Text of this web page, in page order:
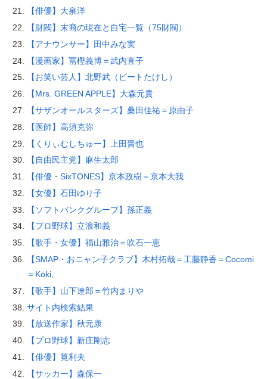
【俳優】大泉洋
【財閥】末裔の現在と自宅一覧（75財閥）
【アナウンサー】田中みな実
【漫画家】冨樫義博＝武内直子
【お笑い芸人】北野武（ビートたけし）
【Mrs. GREEN APPLE】大森元貴
【サザンオールスターズ】桑田佳祐＝原由子
【医師】高須克弥
【くりぃむしちゅー】上田晋也
【自由民主党】麻生太郎
【俳優・SixTONES】京本政樹＝京本大我
【女優】石田ゆり子
【ソフトバンクグループ】孫正義
【プロ野球】立浪和義
【歌手・女優】福山雅治＝吹石一恵
【SMAP・おニャン子クラブ】木村拓哉＝工藤静香＝Cocomi
＝Kōki,
【歌手】山下達郎＝竹内まりや
サイト内検索結果
【放送作家】秋元康
【プロ野球】新庄剛志
【俳優】筧利夫
【サッカー】森保一